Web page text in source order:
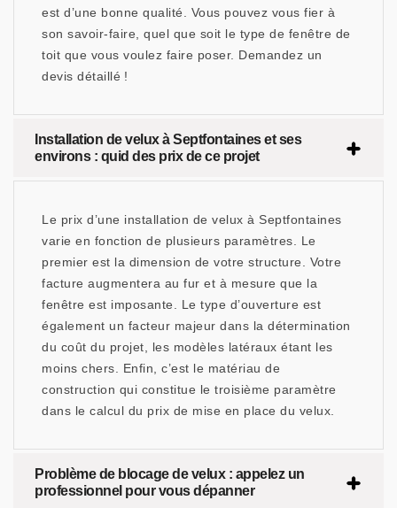
est d’une bonne qualité. Vous pouvez vous fier à
son savoir-faire, quel que soit le type de fenêtre de
toit que vous voulez faire poser. Demandez un
devis détaillé !
Installation de velux à Septfontaines et ses
environs : quid des prix de ce projet
Le prix d’une installation de velux à Septfontaines
varie en fonction de plusieurs paramètres. Le
premier est la dimension de votre structure. Votre
facture augmentera au fur et à mesure que la
fenêtre est imposante. Le type d’ouverture est
également un facteur majeur dans la détermination
du coût du projet, les modèles latéraux étant les
moins chers. Enfin, c’est le matériau de
construction qui constitue le troisième paramètre
dans le calcul du prix de mise en place du velux.
Problème de blocage de velux : appelez un
professionnel pour vous dépanner